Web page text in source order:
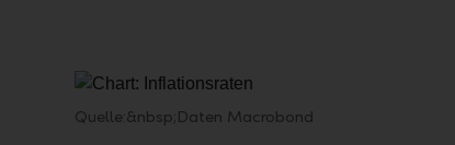
Quelle:&nbsp;Daten Macrobond